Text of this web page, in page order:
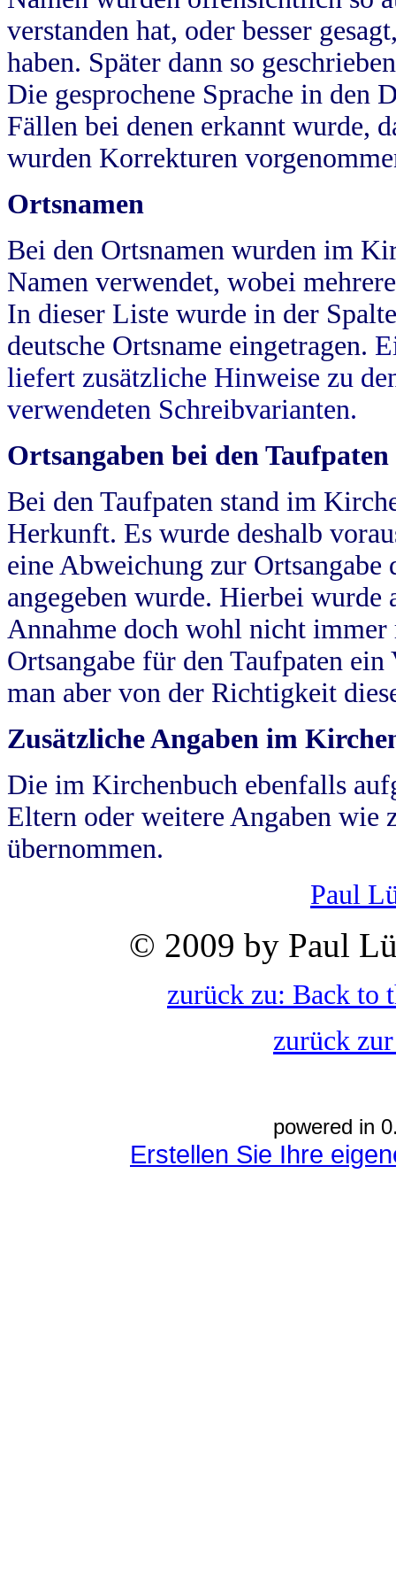
verstanden hat, oder besser
haben. Später dann so
Die gesprochene Sprache in
Fällen bei denen erkannt wurde,
wurden Korrekturen
Ortsnamen
Bei den Ortsnamen wurden im
Namen verwendet, wobei
In dieser Liste wurde in der
deutsche Ortsname eingetragen.
liefert zusätzliche Hinweise zu
verwendeten Schreibvarianten.
Ortsangaben bei den Taufpaten
Bei den Taufpaten stand im
Herkunft. Es wurde deshalb
eine Abweichung zur
angegeben wurde. Hierbei wurde
Annahme doch wohl nicht
Ortsangabe für den Taufpaten
man aber von der Richtigkeit
Zusätzliche Angaben im
Die im Kirchenbuch ebenfalls
Eltern oder weitere Angaben wie
übernommen.
Paul
© 2009 by Paul
zurück zu: Back to
zurück
powered in
Erstellen Sie Ihre